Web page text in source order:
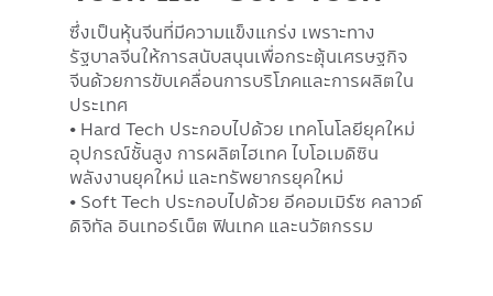
ซึ่งเป็นหุ้นจีนที่มีความแข็งแกร่ง เพราะทาง
รัฐบาลจีนให้การสนับสนุนเพื่อกระตุ้นเศรษฐกิจ
จีนด้วยการขับเคลื่อนการบริโภคและการผลิตใน
ประเทศ
• Hard Tech ประกอบไปด้วย เทคโนโลยียุคใหม่
อุปกรณ์ชั้นสูง การผลิตไฮเทค ไบโอเมดิซิน
พลังงานยุคใหม่ และทรัพยากรยุคใหม่
• Soft Tech ประกอบไปด้วย อีคอมเมิร์ซ คลาวด์
ดิจิทัล อินเทอร์เน็ต ฟินเทค และนวัตกรรม